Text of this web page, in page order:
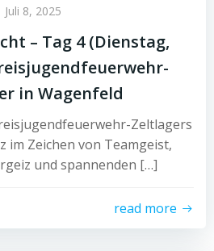
Juli 8, 2025
– Tag 4 (Dienstag,
in Wagenfeld
Zeltlagers
im Zeichen von Teamgeist,
und spannenden […]
read more